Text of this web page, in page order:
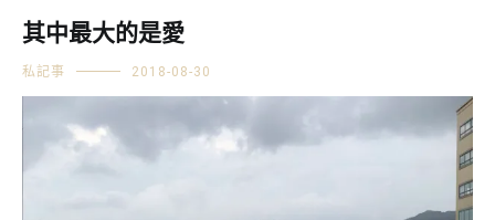
其中最大的是愛
私記事 2018-08-30